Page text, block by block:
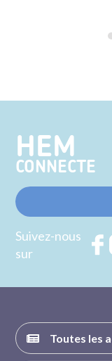
HEM
CONNECTE
Suivez-nous
sur
Toutes les